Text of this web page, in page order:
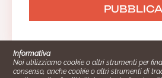
Informativa
Noi utilizziamo cookie o altri strumenti per
consenso, anche cookie o altri strumenti di